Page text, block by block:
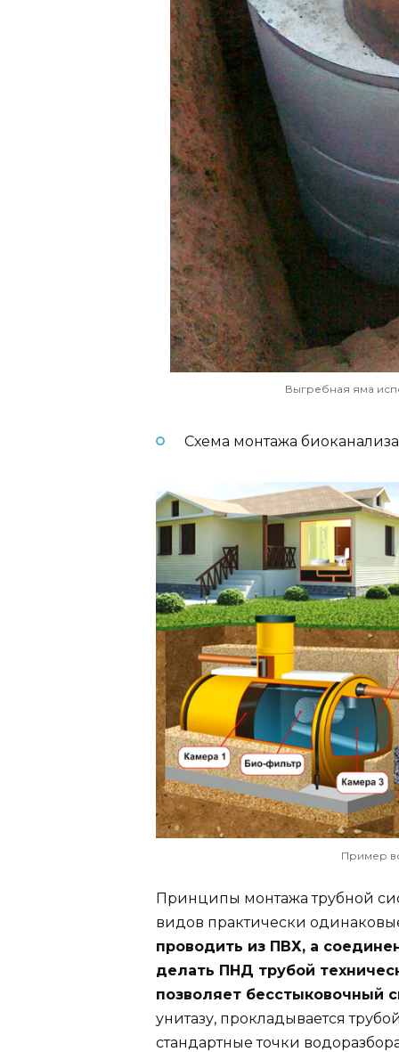
Выгребная яма
Схема монтажа
Пример
Принципы монтажа трубной
видов практически
проводить из ПВХ, а
делать ПНД трубой
позволяет бесстыковочный
унитазу, прокладывается
стандартные точки